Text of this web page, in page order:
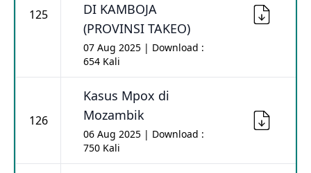
125
DI KAMBOJA
(PROVINSI TAKEO)
07 Aug 2025 | Download :
654 Kali
126
Kasus Mpox di
Mozambik
06 Aug 2025 | Download :
750 Kali